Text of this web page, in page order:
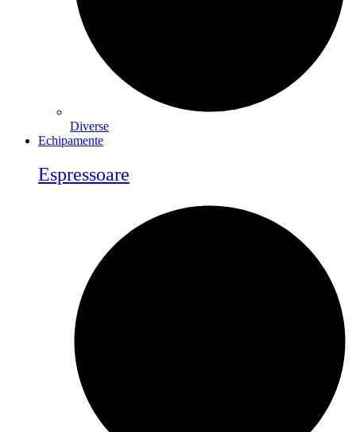
Diverse
Echipamente
Espressoare